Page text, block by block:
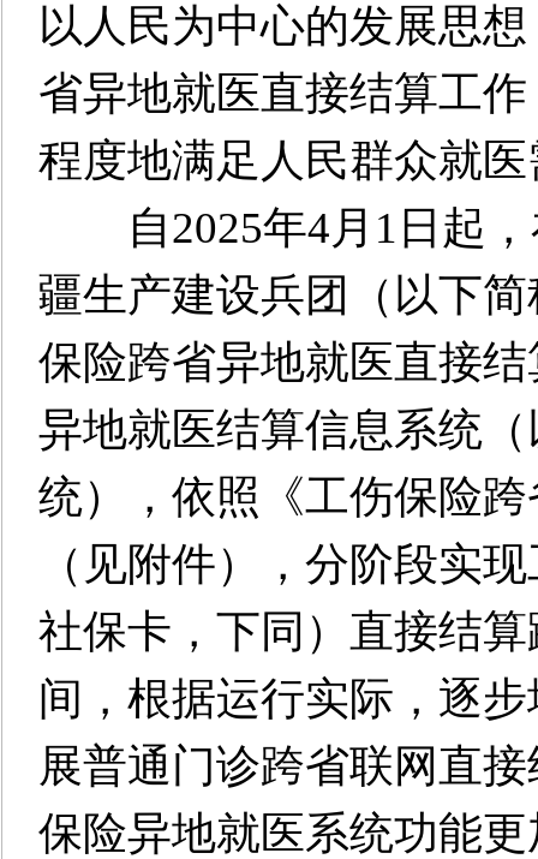
以人民为中心的发展思
省异地就医直接结算工
程度地满足人民群众就
自2025年4月1日起，
疆生产建设兵团（以下
保险跨省异地就医直接
异地就医结算信息系统
统），依照《工伤保险
（见附件），分阶段实
社保卡，下同）直接结
间，根据运行实际，逐
展普通门诊跨省联网直
保险异地就医系统功能